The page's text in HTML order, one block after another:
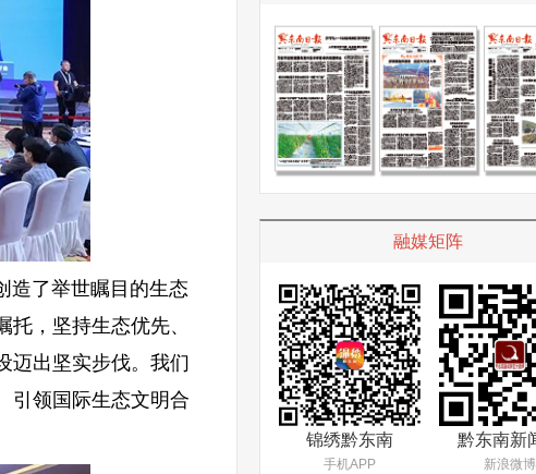
了举世瞩目的生态
，坚持生态优先、
迈出坚实步伐。我们
引领国际生态文明合
融媒矩阵
锦绣黔东南
手机APP
黔东南新
新浪微博